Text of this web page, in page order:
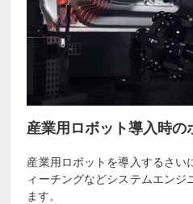
産業用ロボット導入時の
産業用ロボットを導入するさい
ィーチングなどシステムエンジ
ます。